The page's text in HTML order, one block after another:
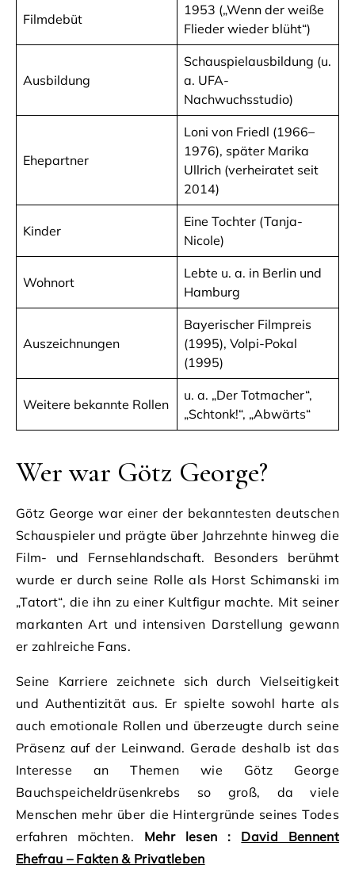
Filmdebüt
1953 („Wenn der weiße
Flieder wieder blüht“)
Ausbildung
Schauspielausbildung (u.
a. UFA-
Nachwuchsstudio)
Ehepartner
Loni von Friedl (1966–
1976), später Marika
Ullrich (verheiratet seit
2014)
Kinder
Eine Tochter (Tanja-
Nicole)
Wohnort
Lebte u. a. in Berlin und
Hamburg
Auszeichnungen
Bayerischer Filmpreis
(1995), Volpi-Pokal
(1995)
Weitere bekannte Rollen
u. a. „Der Totmacher“,
„Schtonk!“, „Abwärts“
Wer war Götz George?
Götz George war einer der bekanntesten deutschen
Schauspieler und prägte über Jahrzehnte hinweg die
Film- und Fernsehlandschaft. Besonders berühmt
wurde er durch seine Rolle als Horst Schimanski im
„Tatort“, die ihn zu einer Kultfigur machte. Mit seiner
markanten Art und intensiven Darstellung gewann
er zahlreiche Fans.
Seine Karriere zeichnete sich durch Vielseitigkeit
und Authentizität aus. Er spielte sowohl harte als
auch emotionale Rollen und überzeugte durch seine
Präsenz auf der Leinwand. Gerade deshalb ist das
Interesse an Themen wie Götz George
Bauchspeicheldrüsenkrebs so groß, da viele
Menschen mehr über die Hintergründe seines Todes
erfahren möchten. Mehr lesen : David Bennent
Ehefrau – Fakten & Privatleben